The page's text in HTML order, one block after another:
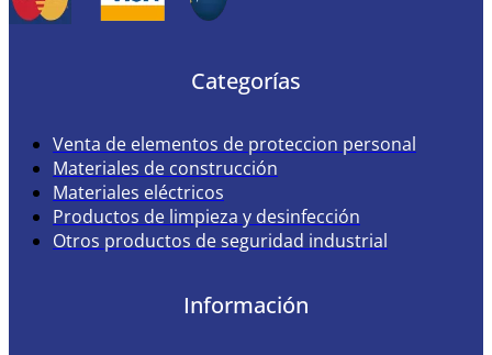
Categorías
Venta de elementos de proteccion personal
Materiales de construcción
Materiales eléctricos
Productos de limpieza y desinfección
Otros productos de seguridad industrial
Información